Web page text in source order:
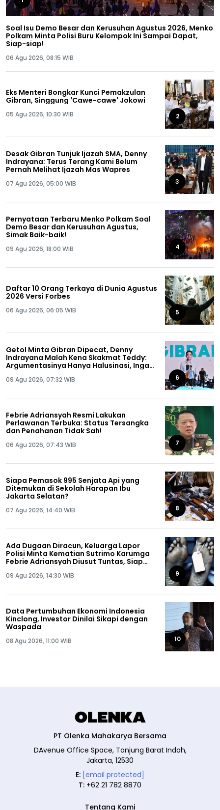
Soal Isu Demo Besar dan Kerusuhan Agustus 2026, Menko
Polkam Minta Polisi Buru Kelompok Ini Sampai Dapat,
Siap-siap!
06 Agu 2026, 08:15 WIB
Eks Menteri Bongkar Kunci Pemakzulan
Gibran, Singgung 'Cawe-cawe' Jokowi
05 Agu 2026, 10:30 WIB 2
Desak Gibran Tunjuk Ijazah SMA, Denny
Indrayana: Terus Terang Kami Belum
Pernah Melihat Ijazah Mas Wapres
07 Agu 2026, 05:00 WIB 3
Pernyataan Terbaru Menko Polkam Soal
Demo Besar dan Kerusuhan Agustus,
Simak Baik-baik!
09 Agu 2026, 18:00 WIB 4
Daftar 10 Orang Terkaya di Dunia Agustus
2026 Versi Forbes
06 Agu 2026, 06:05 WIB 5
Getol Minta Gibran Dipecat, Denny
Indrayana Malah Kena Skakmat Teddy:
Argumentasinya Hanya Halusinasi, Ingat
09 Agu 2026, 07:32 WIB 6
Febrie Adriansyah Resmi Lakukan
Perlawanan Terbuka: Status Tersangka
dan Penahanan Tidak Sah!
06 Agu 2026, 07:43 WIB 7
Siapa Pemasok 995 Senjata Api yang
Ditemukan di Sekolah Harapan Ibu
Jakarta Selatan?
07 Agu 2026, 14:40 WIB 8
Ada Dugaan Diracun, Keluarga Lapor
Polisi Minta Kematian Sutrimo Karumga
Febrie Adriansyah Diusut Tuntas, Siap
09 Agu 2026, 14:30 WIB 9
Data Pertumbuhan Ekonomi Indonesia
Kinclong, Investor Dinilai Sikapi dengan
Waspada
08 Agu 2026, 11:00 WIB 10
PT Olenka Mahakarya Bersama
DAvenue Office Space, Tanjung Barat Indah,
Jakarta, 12530
E: [email protected]
T: +62 21 782 8870
Tentang Kami